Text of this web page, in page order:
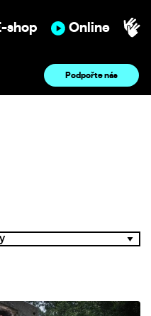
shop Online
Podpořte nás